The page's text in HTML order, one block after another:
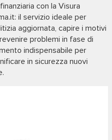
con la Visura
il servizio ideale per
aggiornata, capire i motivi
problemi in fase di
indispensabile per
in sicurezza nuovi